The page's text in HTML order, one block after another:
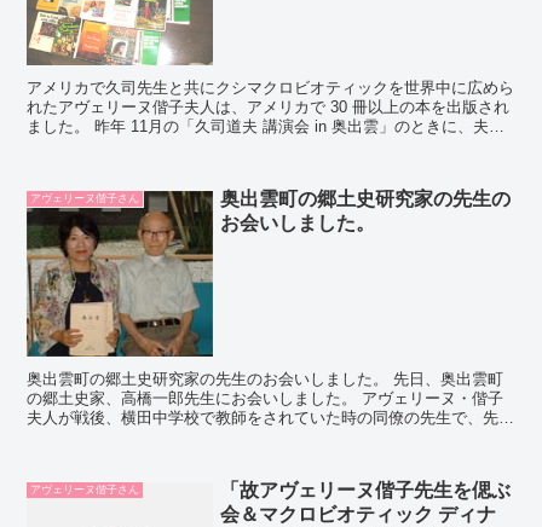
アメリカで久司先生と共にクシマクロビオティックを世界中に広めら
れたアヴェリーヌ偕子夫人は、アメリカで 30 冊以上の本を出版され
ました。 昨年 11月の「久司道夫 講演会 in 奥出雲」のときに、夫人
アヴェリーヌ偕子さん
奥出雲町の郷土史研究家の先生の
お会いしました。
奥出雲町の郷土史研究家の先生のお会いしました。 先日、奥出雲町
の郷土史家、高橋一郎先生にお会いしました。 アヴェリーヌ・偕子
夫人が戦後、横田中学校で教師をされていた時の同僚の先生で、先日
アヴェリーヌ偕子さん
「故アヴェリーヌ偕子先生を偲ぶ
会＆マクロビオティック ディナ